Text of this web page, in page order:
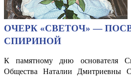
ОЧЕРК «СВЕТОЧ» —
СПИРИНОЙ
К памятному дню основателя
Общества Наталии Дмитриевны